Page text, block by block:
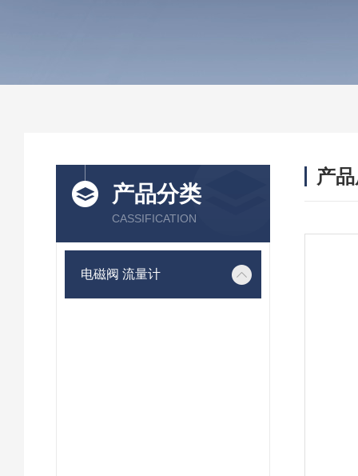
产品分类
CASSIFICATION
电磁阀 流量计
产